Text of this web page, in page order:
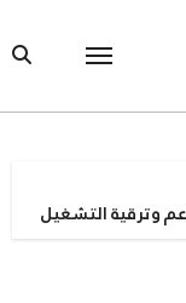
وترقية التشغيل